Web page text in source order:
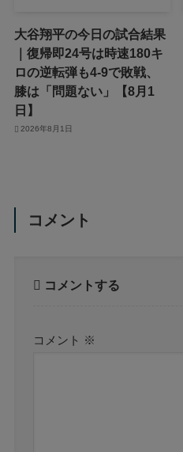
大谷翔平の今日の試合結果
｜復帰即24号は時速180キ
ロの逆転弾も4-9で敗戦、
膝は「問題ない」【8月1
日】
2026年8月1日
コメント
コメントする
コメント ※